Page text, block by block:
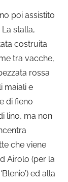
poi assistito
stalla,
costruita
tra vacche,
rossa
maiali e
di fieno
lino, ma non
che viene
Airolo (per la
ed alla